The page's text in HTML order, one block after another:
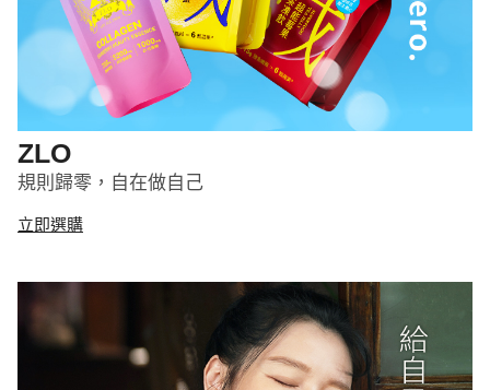
ZLO
規則歸零，自在做自己
立即選購